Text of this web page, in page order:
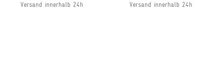
Versand innerhalb 24h Versand innerhalb 24h